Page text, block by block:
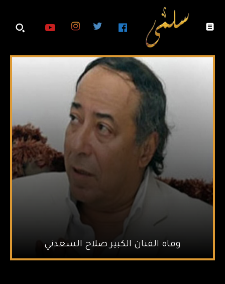
وفاة الفنان الكبير صلاح السعدني